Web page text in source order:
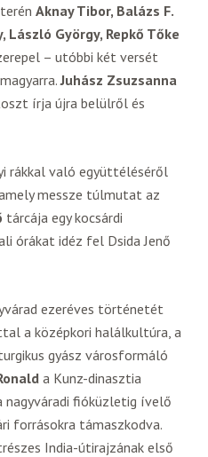
Aknay Tibor, Balázs F.
György, Repkő Tőke
– utóbbi két versét
Juhász Zsuzsanna
írja újra belülről és
rákkal való együttéléséről
messze túlmutat az
tárcája egy kocsárdi
órákat idéz fel Dsida Jenő
ezeréves történetét
a középkori halálkultúra, a
gyász városformáló
a Kunz-dinasztia
nagyváradi fióküzletig ívelő
támaszkodva.
India-útirajzának első